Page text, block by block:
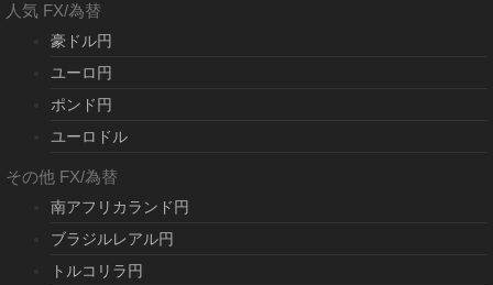
人気 FX/為替
豪ドル円
ユーロ円
ポンド円
ユーロドル
その他 FX/為替
南アフリカランド円
ブラジルレアル円
トルコリラ円